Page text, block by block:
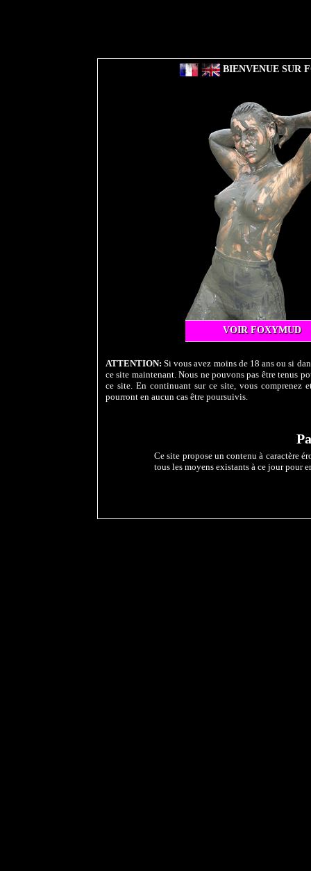
BIENVENUE SUR
VOIR FOXYMUD
ATTENTION: Si vous avez moins de 18 ans ou si
ce site maintenant. Nous ne pouvons pas être tenus
ce site. En continuant sur ce site, vous comprenez
pourront en aucun cas être poursuivis.
Ce site propose un contenu à caractère
tous les moyens existants à ce jour pour